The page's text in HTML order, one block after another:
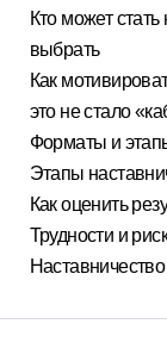
Кто может
выбрать
Как
это не стало
Форматы и
Этапы
Как оценить
Трудности и